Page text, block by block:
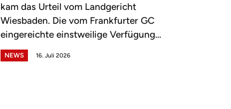
kam das Urteil vom Landgericht
Wiesbaden. Die vom Frankfurter GC
eingereichte einstweilige Verfügung...
NEWS 16. Juli 2026